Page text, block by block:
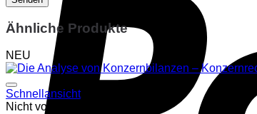
Ähnliche Produkte
NEU
Schnellansicht
Nicht vorrätig